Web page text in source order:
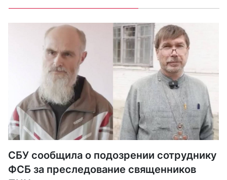
СБУ сообщила о подозрении сотруднику
ФСБ за преследование священников